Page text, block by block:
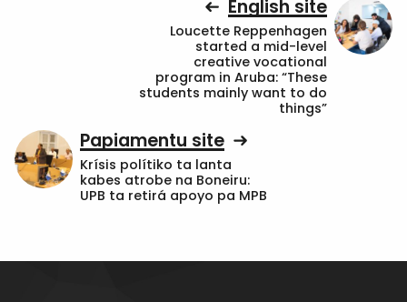
English site
Loucette Reppenhagen
started a mid-level
creative vocational
program in Aruba: “These
students mainly want to do
things”
Papiamentu site
Krísis polítiko ta lanta
kabes atrobe na Boneiru:
UPB ta retirá apoyo pa MPB